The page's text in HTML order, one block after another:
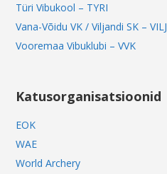
Türi Vibukool – TYRI
Vana-Võidu VK / Viljandi SK – VILJ
Vooremaa Vibuklubi – VVK
Katusorganisatsioonid
EOK
WAE
World Archery